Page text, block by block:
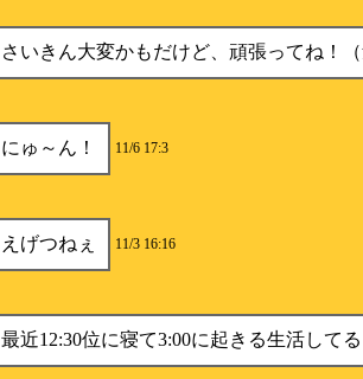
さいきん大変かもだけど、頑張ってね！
にゅ～ん！ 11/6 17:3
えげつねぇ 11/3 16:16
最近12:30位に寝て3:00に起きる生活して